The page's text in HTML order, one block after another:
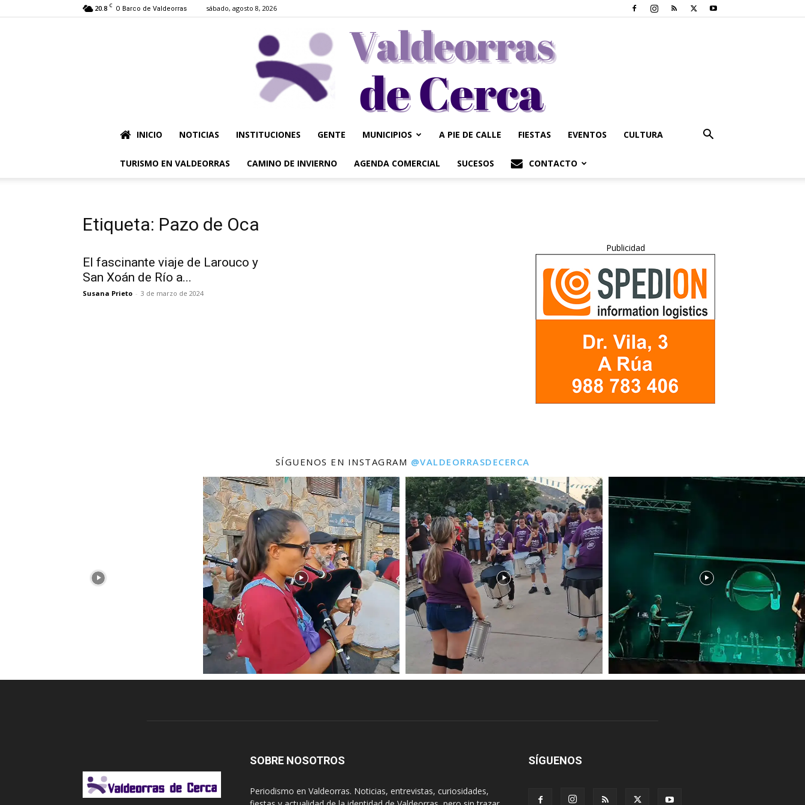
20.8 C O Barco de Valdeorras sábado, agosto 8, 2026
Valdeorrasdecerca
INICIO NOTICIAS INSTITUCIONES GENTE MUNICIPIOS A PIE DE CALLE FIESTAS EVENTOS CULTURA
TURISMO EN VALDEORRAS CAMINO DE INVIERNO AGENDA COMERCIAL SUCESOS CONTACTO
Etiqueta: Pazo de Oca
El fascinante viaje de Larouco y
San Xoán de Río a...
Susana Prieto - 3 de marzo de 2024
Publicidad
SÍGUENOS EN INSTAGRAM @VALDEORRASDECERCA
SOBRE NOSOTROS
Periodismo en Valdeorras. Noticias, entrevistas, curiosidades,
SÍGUENOS